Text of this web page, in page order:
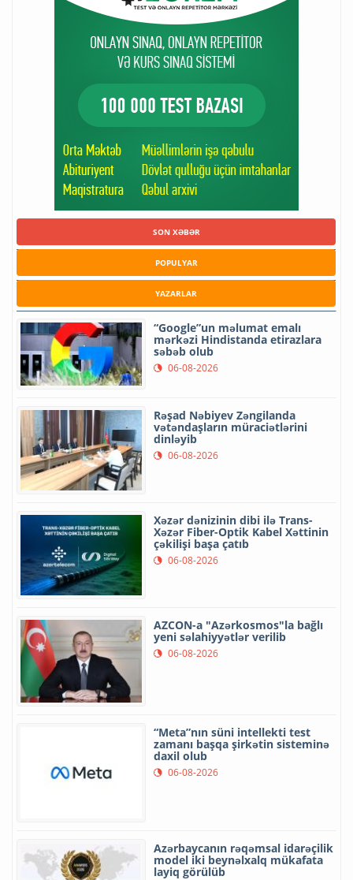
SON XƏBƏR
POPULYAR
YAZARLAR
“Google”un məlumat emalı
mərkəzi Hindistanda etirazlara
səbəb olub
06-08-2026
Rəşad Nəbiyev Zəngilanda
vətəndaşların müraciətlərini
dinləyib
06-08-2026
Xəzər dənizinin dibi ilə Trans-
Xəzər Fiber-Optik Kabel Xəttinin
çəkilişi başa çatıb
06-08-2026
AZCON-a "Azərkosmos"la bağlı
yeni səlahiyyətlər verilib
06-08-2026
“Meta”nın süni intellekti test
zamanı başqa şirkətin sisteminə
daxil olub
06-08-2026
Azərbaycanın rəqəmsal idarəçilik
model iki beynəlxalq mükafata
layiq görülüb